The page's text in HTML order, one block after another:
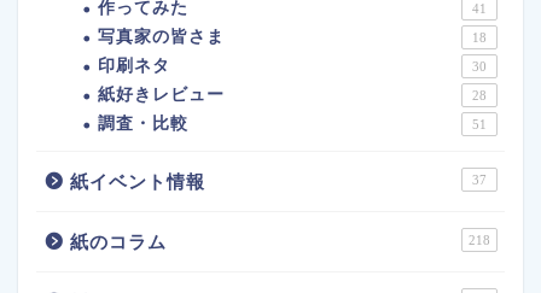
作ってみた 41
写真家の皆さま 18
印刷ネタ 30
紙好きレビュー 28
調査・比較 51
紙イベント情報 37
紙のコラム 218